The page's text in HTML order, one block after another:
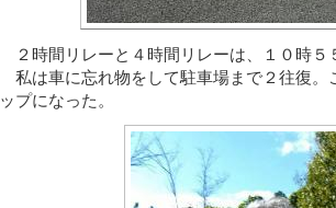
２時間リレーと４時間リレーは、１０時５
私は車に忘れ物をして駐車場まで２往復。
ップになった。